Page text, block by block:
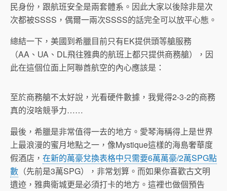
民身份，跟航班安全是兩套體系。因此大家以後除非是次
次都被SSSS，偶爾一兩次SSSS的話完全可以放平心態。
總結一下，美國到希臘目前只有EK提供頭等艙服務
（AA、UA、DL飛往雅典的航班上都只提供商務艙），因
此在這個位面上阿聯酋航空的內心應該是：
至於商務艙不太好說，光看硬件數據，我覺得2-3-2的商務
真的沒啥競爭力……
最後，希臘是非常值得一去的地方。愛琴海稱得上是世界
上最浪漫的蜜月地點之一，像Mystique這樣的海島奢華度
假酒店， 在新的萬豪兌換表格中只需要6萬萬豪/2萬SPG點
數 （先前是3萬SPG），非常划算。而如果你喜歡古文明
遺迹，雅典衛城更是必須打卡的地方。這裡也做個預告